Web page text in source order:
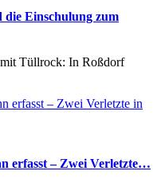
die Einschulung zum
Tüllrock: In Roßdorf
erfasst – Zwei Verletzte…